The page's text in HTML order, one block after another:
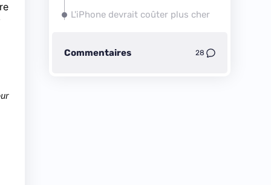
L'iPhone devrait coûter plus cher
Commentaires 28